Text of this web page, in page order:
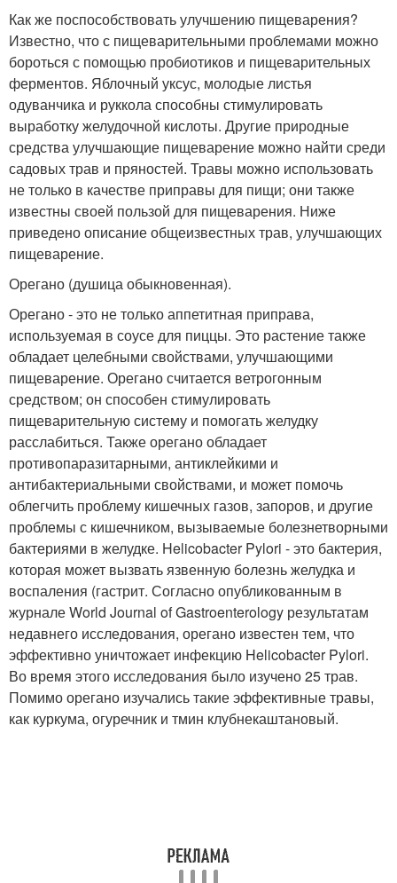
Как же поспособствовать улучшению пищеварения?
Известно, что с пищеварительными проблемами можно
бороться с помощью пробиотиков и пищеварительных
ферментов. Яблочный уксус, молодые листья
одуванчика и руккола способны стимулировать
выработку желудочной кислоты. Другие природные
средства улучшающие пищеварение можно найти среди
садовых трав и пряностей. Травы можно использовать
не только в качестве приправы для пищи; они также
известны своей пользой для пищеварения. Ниже
приведено описание общеизвестных трав, улучшающих
пищеварение.
Орегано (душица обыкновенная).
Орегано - это не только аппетитная приправа,
используемая в соусе для пиццы. Это растение также
обладает целебными свойствами, улучшающими
пищеварение. Орегано считается ветрогонным
средством; он способен стимулировать
пищеварительную систему и помогать желудку
расслабиться. Также орегано обладает
противопаразитарными, антиклейкими и
антибактериальными свойствами, и может помочь
облегчить проблему кишечных газов, запоров, и другие
проблемы с кишечником, вызываемые болезнетворными
бактериями в желудке. Helicobacter Pylori - это бактерия,
которая может вызвать язвенную болезнь желудка и
воспаления (гастрит. Согласно опубликованным в
журнале World Journal of Gastroenterology результатам
недавнего исследования, орегано известен тем, что
эффективно уничтожает инфекцию Helicobacter Pylori.
Во время этого исследования было изучено 25 трав.
Помимо орегано изучались такие эффективные травы,
как куркума, огуречник и тмин клубнекаштановый.